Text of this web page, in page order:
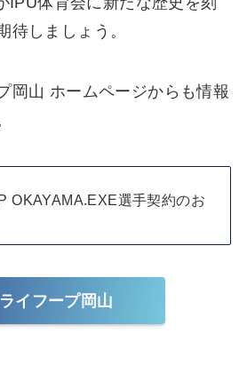
待しましょう。
岡山 ホームページからも情報
OKAYAMA.EXE選手契約のお
ライフープ岡山